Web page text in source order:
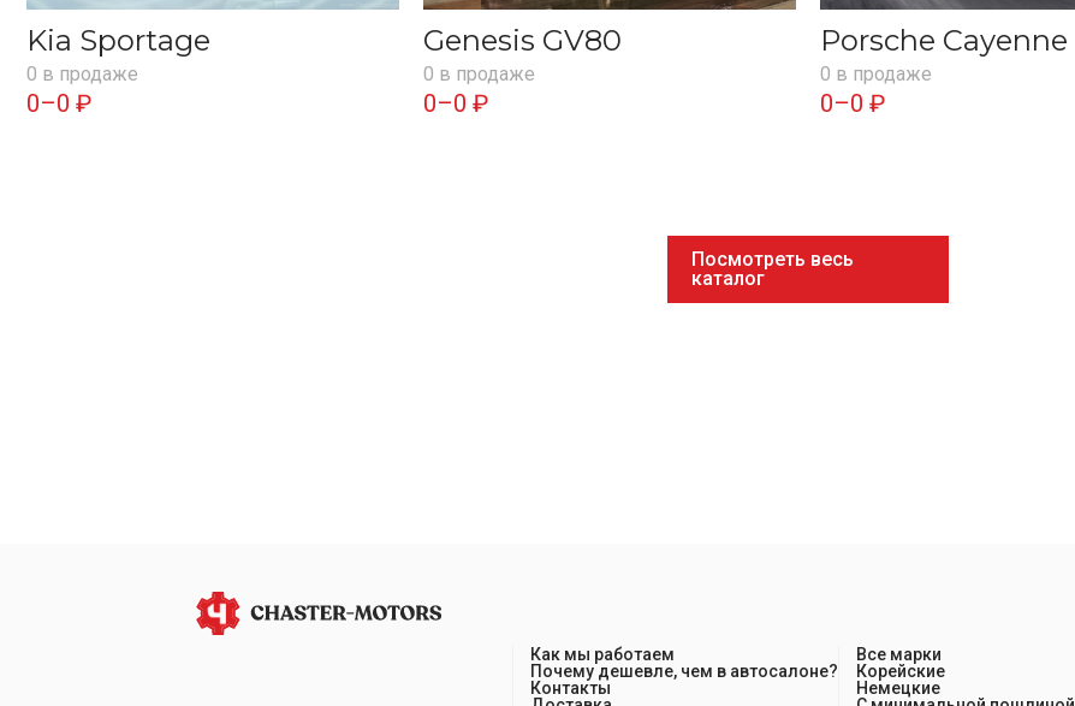
Kia Sportage
0 в продаже
0–0 ₽
Genesis GV80
0 в продаже
0–0 ₽
Porsche Cayenne
0 в продаже
0–0 ₽
Посмотреть весь
каталог
Как мы работаем
Почему дешевле, чем в автосалоне?
Контакты
Все марки
Корейские
Немецкие